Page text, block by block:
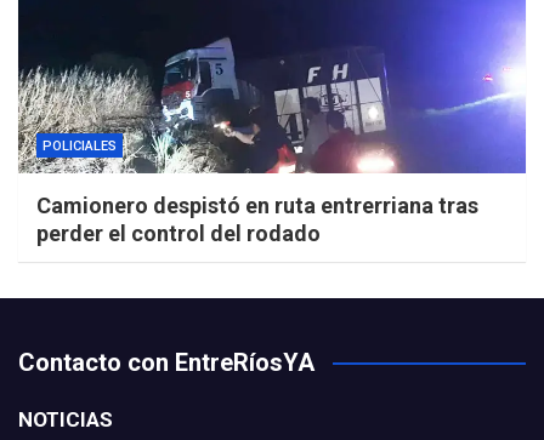
POLICIALES
Camionero despistó en ruta entrerriana tras
perder el control del rodado
Contacto con EntreRíosYA
NOTICIAS